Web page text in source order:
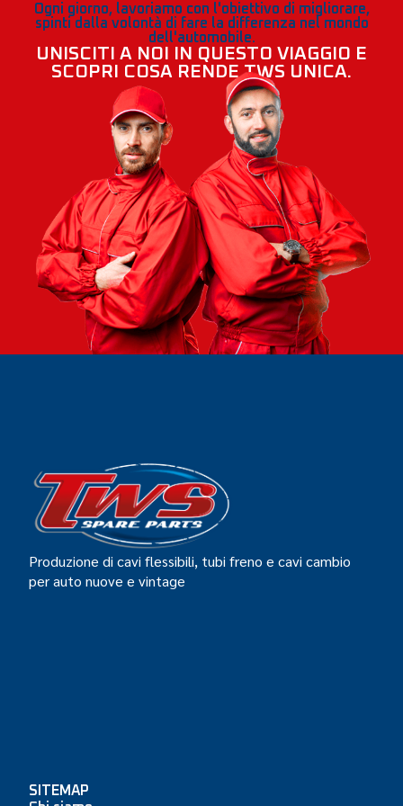
Ogni giorno, lavoriamo con l'obiettivo di migliorare,
spinti dalla volontà di fare la differenza nel mondo
dell'automobile.
UNISCITI A NOI IN QUESTO VIAGGIO E
SCOPRI COSA RENDE TWS UNICA.
Produzione di cavi flessibili, tubi freno e cavi cambio
per auto nuove e vintage
SITEMAP